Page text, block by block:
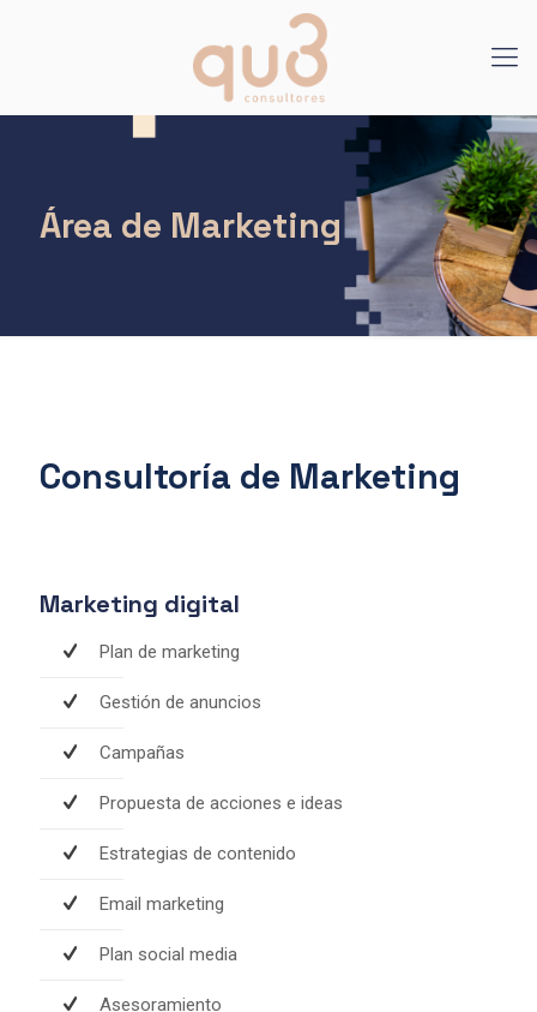
Área de Marketing
Consultoría de Marketing
Marketing digital
Plan de marketing
Gestión de anuncios
Campañas
Propuesta de acciones e ideas
Estrategias de contenido
Email marketing
Plan social media
Asesoramiento